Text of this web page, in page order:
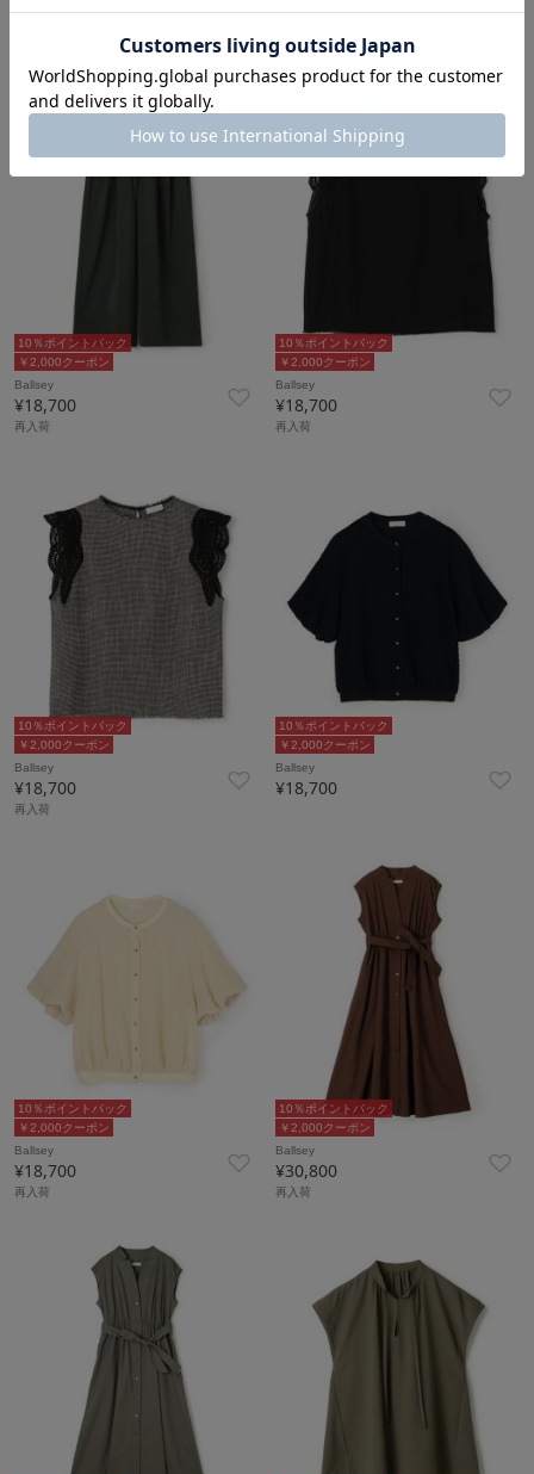
￥2,000クーポン
10％ポイントバック
Ballsey
¥18,700
再入荷
￥2,000クーポン
10％ポイントバック
Ballsey
¥18,700
再入荷
￥2,000クーポン
10％ポイントバック
Ballsey
¥18,700
再入荷
￥2,000クーポン
10％ポイントバック
Ballsey
¥18,700
￥2,000クーポン
10％ポイントバック
Ballsey
¥18,700
再入荷
￥2,000クーポン
10％ポイントバック
Ballsey
¥30,800
再入荷